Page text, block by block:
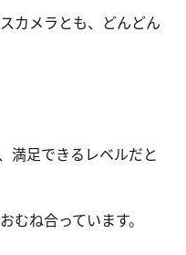
カメラとも、どんどん
足できるレベルだと
むね合っています。